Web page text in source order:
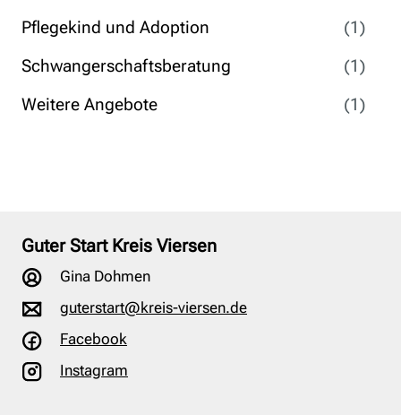
Pflegekind und Adoption
(1)
Schwangerschaftsberatung
(1)
Weitere Angebote
(1)
Guter Start Kreis Viersen
Gina Dohmen
guterstart@kreis-viersen.de
Facebook
Instagram